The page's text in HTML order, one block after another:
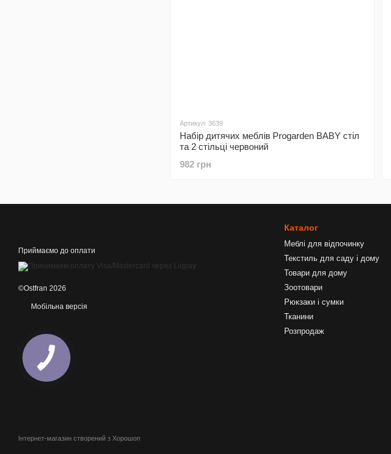
Артикул: 3639
Набір дитячих меблів Progarden BABY стіл
та 2 стільці червоний
982 грн
Приймаємо до оплати
©Ostfran 2026
Мобільна версія
Інтернет-магазин створений з Хорошоп
Каталог
Меблі для відпочинку
Текстиль для саду і дому
Товари для дому
Зоотовари
Рюкзаки і сумки
Тканини
Розпродаж